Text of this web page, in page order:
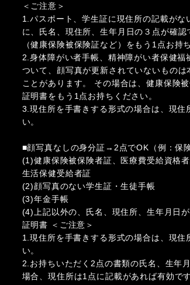
＜ご注意＞
1.パスポート、学生証に現住所の記載がな
に、氏名、現住所、生年月日の３点が確
（健康保険被保険証など）をもう1点お持
2.身体障がい者手帳、精神障がい者保健福
ついて、顔写真が更新されていないものは
ことがあります。 その場合は、健康保険
証明書をもう1点お持ちください。
3.現住所を手書きする形式の場合は、現住
い。
■顔写真なしの身分証→2点でOK（例：保
(1)健康保険被保険者証、医療費受給資格者
生活保健受給者証
(2)顔写真のない学生証・生徒手帳
(3)年金手帳
(4)上記以外の、氏名、現住所、生年月日
証明書 ＜ご注意＞
1.現住所を手書きする形式の場合は、現住
い。
2.お持ちいただく2点の書類の氏名、生年
場合、現住所は1点に記載があれば有効です